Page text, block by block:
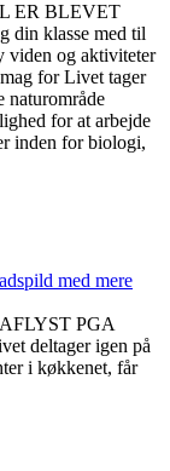
ER BLEVET
klasse med til
viden og aktiviteter
for Livet tager
naturområde
for at arbejde
inden for biologi,
med mere
PGA
deltager igen på
i køkkenet, får